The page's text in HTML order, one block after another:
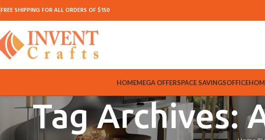
FREE SHIPPING FOR ALL ORDERS OF $150
HOMEMEGA OFFERSPACE SAVINGSOFFICE
Tag Archives: